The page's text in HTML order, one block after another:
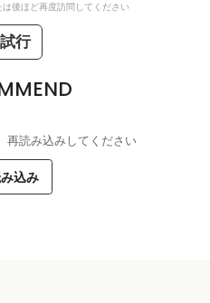
後ほど再度訪問してください
行
再読み込みしてください
込み